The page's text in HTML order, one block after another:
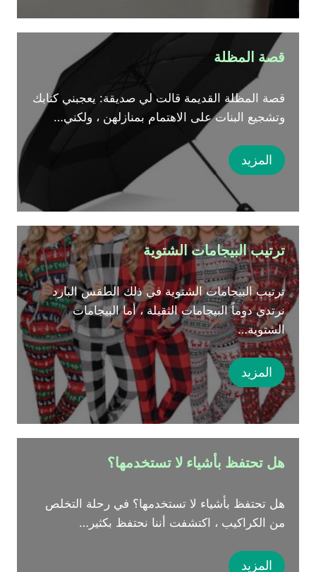
قصة المظلة
قصة المظلة القديمة قالت لي صديقة: يعجبني كتابك
وتشجيع البنات على الاهتمام بمنازلهن ، ولكني…
المزيد
ترتيب البيجامات الشتوية
ترتيب البيجامات الشتوية في ذلك الطقس البارد
نرتدي دوماً البيجامات الثقيلة ، أما البيجامات
الشتوية…
المزيد
هل تحتفظ بأشياء لا تستخدمها؟
هل تحتفظ بأشياء لا تستخدمها؟ في رحلة التخلص
من الكراكيب ، اكتشفت أننا نحتفظ بكثير…
المزيد